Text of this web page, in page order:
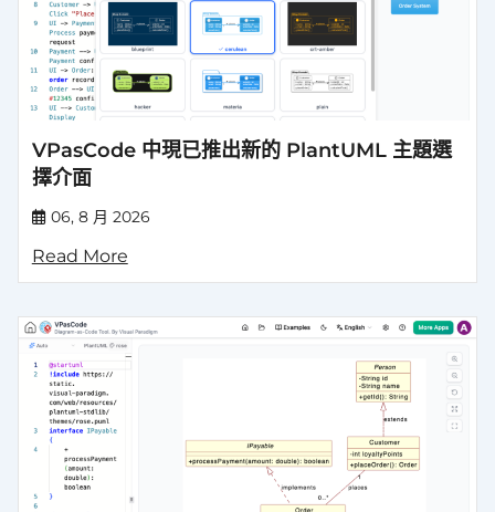
VPasCode 中現已推出新的 PlantUML 主題選
擇介面
06, 8 月 2026
Read More